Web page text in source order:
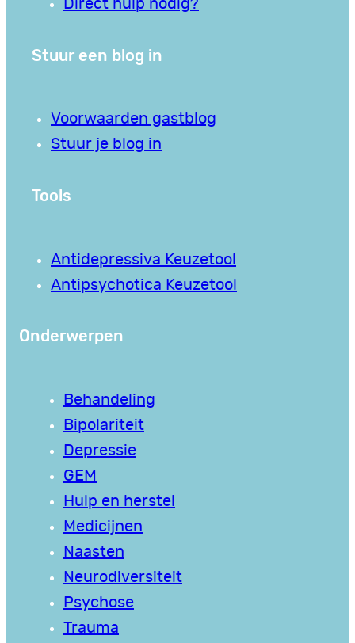
Direct hulp nodig?
Stuur een blog in
Voorwaarden gastblog
Stuur je blog in
Tools
Antidepressiva Keuzetool
Antipsychotica Keuzetool
Onderwerpen
Behandeling
Bipolariteit
Depressie
GEM
Hulp en herstel
Medicijnen
Naasten
Neurodiversiteit
Psychose
Trauma